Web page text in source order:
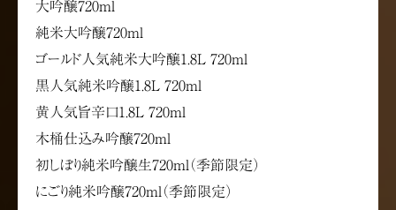
大吟醸720ml
純米大吟醸720ml
ゴールド人気純米大吟醸1.8L 720ml
黒人気純米吟醸1.8L 720ml
黄人気旨辛口1.8L 720ml
木桶仕込み吟醸720ml
初しぼり純米吟醸生720ml（季節限定）
にごり純米吟醸720ml（季節限定）